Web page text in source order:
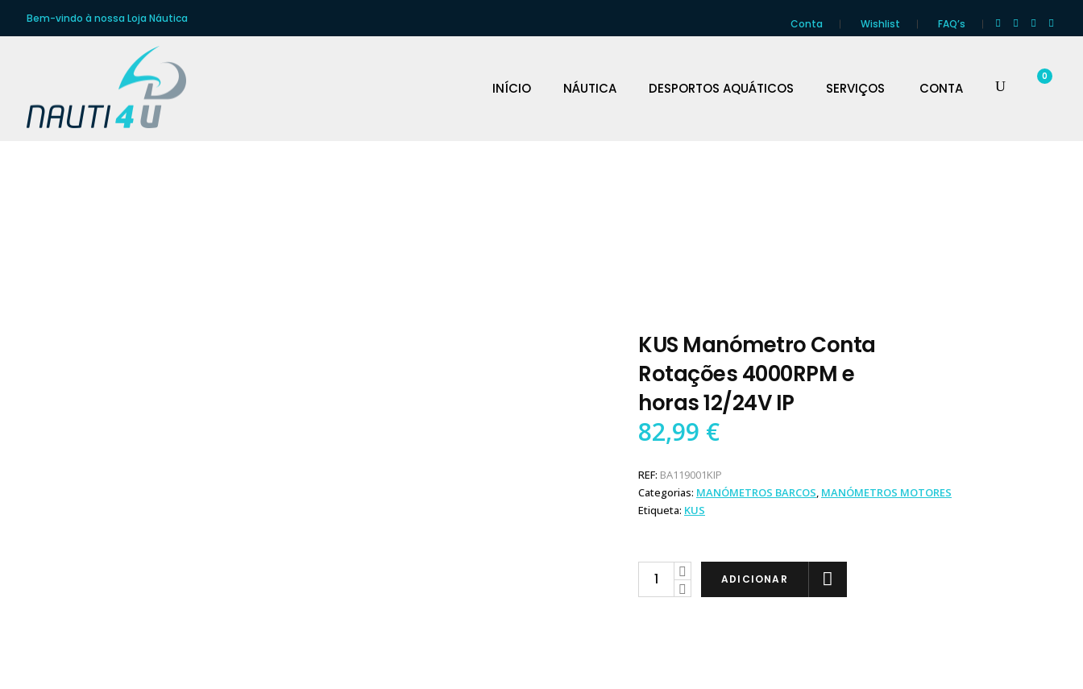
Bem-vindo à nossa Loja Náutica Conta Wishlist FAQ’s
INÍCIO NÁUTICA DESPORTOS AQUÁTICOS SERVIÇOS CONTA
0
KUS Manómetro Conta
Rotações 4000RPM e
horas 12/24V IP
82,99 €
REF: BA119001KIP
Categorias: MANÓMETROS BARCOS, MANÓMETROS MOTORES
Etiqueta: KUS
KUS
Manómetro
ADICIONAR